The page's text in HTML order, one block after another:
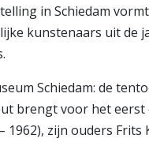
in Schiedam
kunstenaars uit de
Schiedam: de
brengt voor het eerst
zijn ouders Frits